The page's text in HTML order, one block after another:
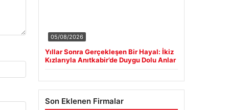
05/08/2026
Yıllar Sonra Gerçekleşen Bir Hayal: İkiz
Kızlarıyla Anıtkabir’de Duygu Dolu Anlar
Son Eklenen Firmalar